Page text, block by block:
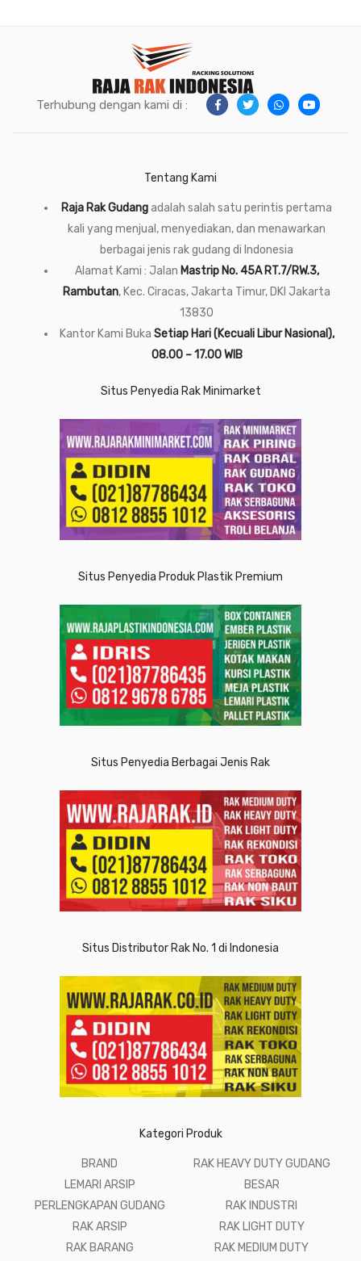
Terhubung dengan kami di :
Tentang Kami
Raja Rak Gudangadalah salah satu perintis pertama
kali yang menjual, menyediakan, dan menawarkan
berbagai jenis rak gudang di Indonesia
Alamat Kami : Jalan Mastrip No. 45A RT.7/RW.3,
Rambutan, Kec. Ciracas, Jakarta Timur, DKI Jakarta
13830
Kantor Kami Buka Setiap Hari (Kecuali Libur Nasional),
08.00 – 17.00 WIB
Situs Penyedia Rak Minimarket
Situs Penyedia Produk Plastik Premium
Situs Penyedia Berbagai Jenis Rak
Situs Distributor Rak No. 1 di Indonesia
Kategori Produk
BRAND
LEMARI ARSIP
PERLENGKAPAN GUDANG
RAK ARSIP
RAK BARANG
RAK HEAVY DUTY GUDANG
BESAR
RAK INDUSTRI
RAK LIGHT DUTY
RAK MEDIUM DUTY